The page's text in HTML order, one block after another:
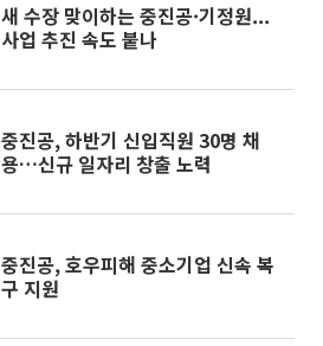
새 수장 맞이하는 중진공·기정원...
사업 추진 속도 붙나
중진공, 하반기 신입직원 30명 채
용…신규 일자리 창출 노력
중진공, 호우피해 중소기업 신속 복
구 지원